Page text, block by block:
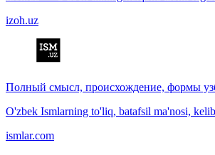
izoh.uz
Полный смысл, происхождение, формы
O'zbek Ismlarning to'liq, batafsil ma'nosi,
ismlar.com